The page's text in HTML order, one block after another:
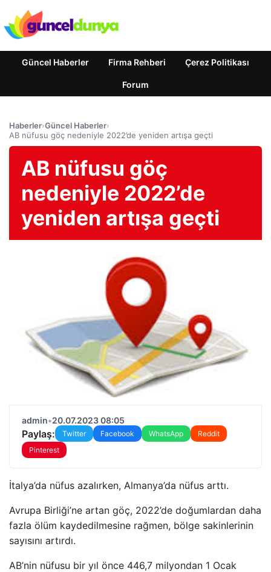
Güncel Haberler Firma Rehberi Çerez Politikası
Forum
Haberler›Güncel Haberler›
AB nüfusu göç nedeniyle 2022’de yeniden artışa geçti
AB nüfusu göç
nedeniyle 2022’de
yeniden artışa geçti
admin•20.07.2023 08:05
Paylaş: Twitter Facebook WhatsApp
Reddit
Pinterest
İtalya’da nüfus azalırken, Almanya’da nüfus arttı.
Avrupa Birliği’ne artan göç, 2022’de doğumlardan daha
fazla ölüm kaydedilmesine rağmen, bölge sakinlerinin
sayısını artırdı.
AB’nin nüfusu bir yıl önce 446,7 milyondan 1 Ocak